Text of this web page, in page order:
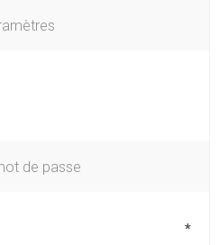
de passe
*